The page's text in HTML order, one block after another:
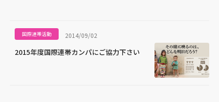
国際連帯活動 2014/09/02
2015年度国際連帯カンパにご協力下さい